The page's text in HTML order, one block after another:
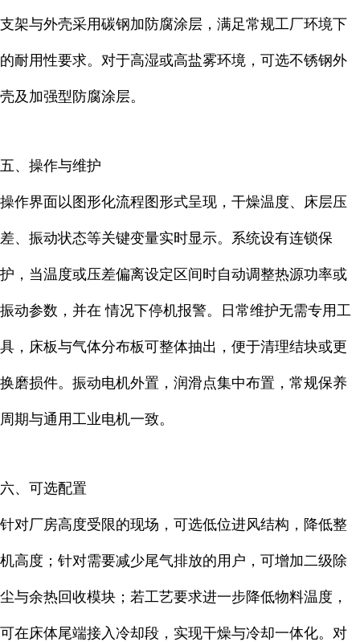
支架与外壳采用碳钢加防腐涂层，满足常规工厂环境下
的耐用性要求。对于高湿或高盐雾环境，可选不锈钢外
壳及加强型防腐涂层。
五、操作与维护
操作界面以图形化流程图形式呈现，干燥温度、床层压
差、振动状态等关键变量实时显示。系统设有连锁保
护，当温度或压差偏离设定区间时自动调整热源功率或
振动参数，并在 情况下停机报警。日常维护无需专用工
具，床板与气体分布板可整体抽出，便于清理结块或更
换磨损件。振动电机外置，润滑点集中布置，常规保养
周期与通用工业电机一致。
六、可选配置
针对厂房高度受限的现场，可选低位进风结构，降低整
机高度；针对需要减少尾气排放的用户，可增加二级除
尘与余热回收模块；若工艺要求进一步降低物料温度，
可在床体尾端接入冷却段，实现干燥与冷却一体化。对